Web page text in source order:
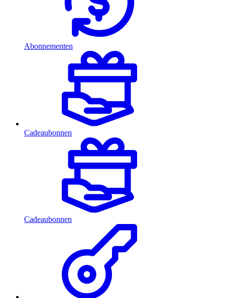
Abonnementen
Cadeaubonnen
Cadeaubonnen